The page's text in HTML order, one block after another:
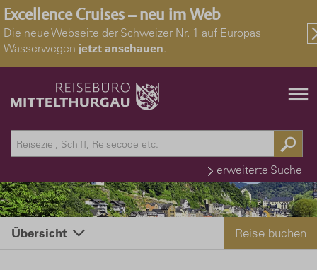
Excellence Cruises – neu im Web
Die neue Webseite der Schweizer Nr. 1 auf Europas
Wasserwegen jetzt anschauen.
erweiterte Suche
Übersicht Reise buchen